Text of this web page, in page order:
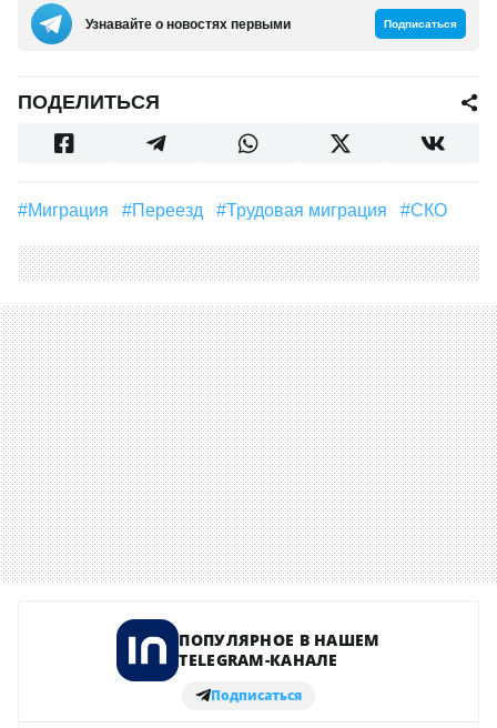
Узнавайте о новостях первыми Подписаться
ПОДЕЛИТЬСЯ
#миграция #Переезд #Трудовая миграция #СКО